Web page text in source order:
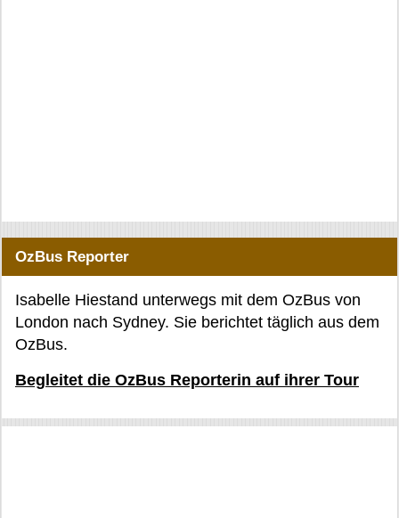
OzBus Reporter
Isabelle Hiestand unterwegs mit dem OzBus von
London nach Sydney. Sie berichtet täglich aus dem
OzBus.
Begleitet die OzBus Reporterin auf ihrer Tour